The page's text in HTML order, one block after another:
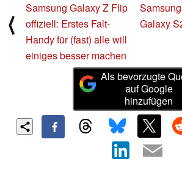
⟨
Samsung Galaxy Z Flip
offiziell: Erstes Falt-
Handy für (fast) alle will
einiges besser machen
Galaxy
Als bevorzugte
auf Google
hinzufügen